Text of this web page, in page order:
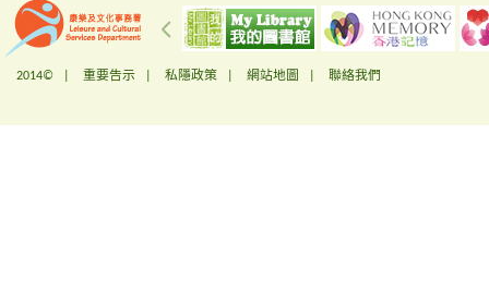
2014© | 重要告示 私隱政策 網站地圖 聯絡我們